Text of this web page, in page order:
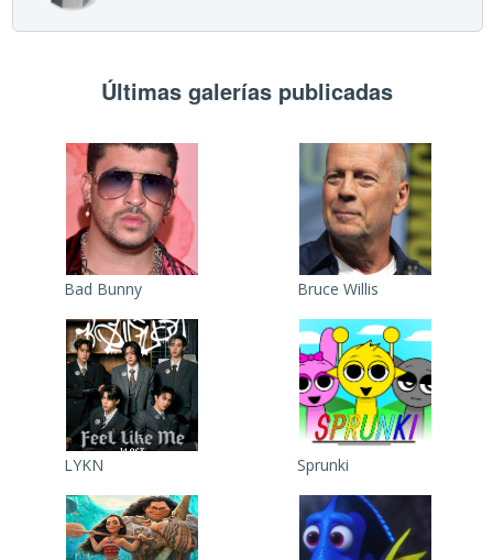
Últimas galerías publicadas
Bad Bunny Bruce Willis
LYKN Sprunki